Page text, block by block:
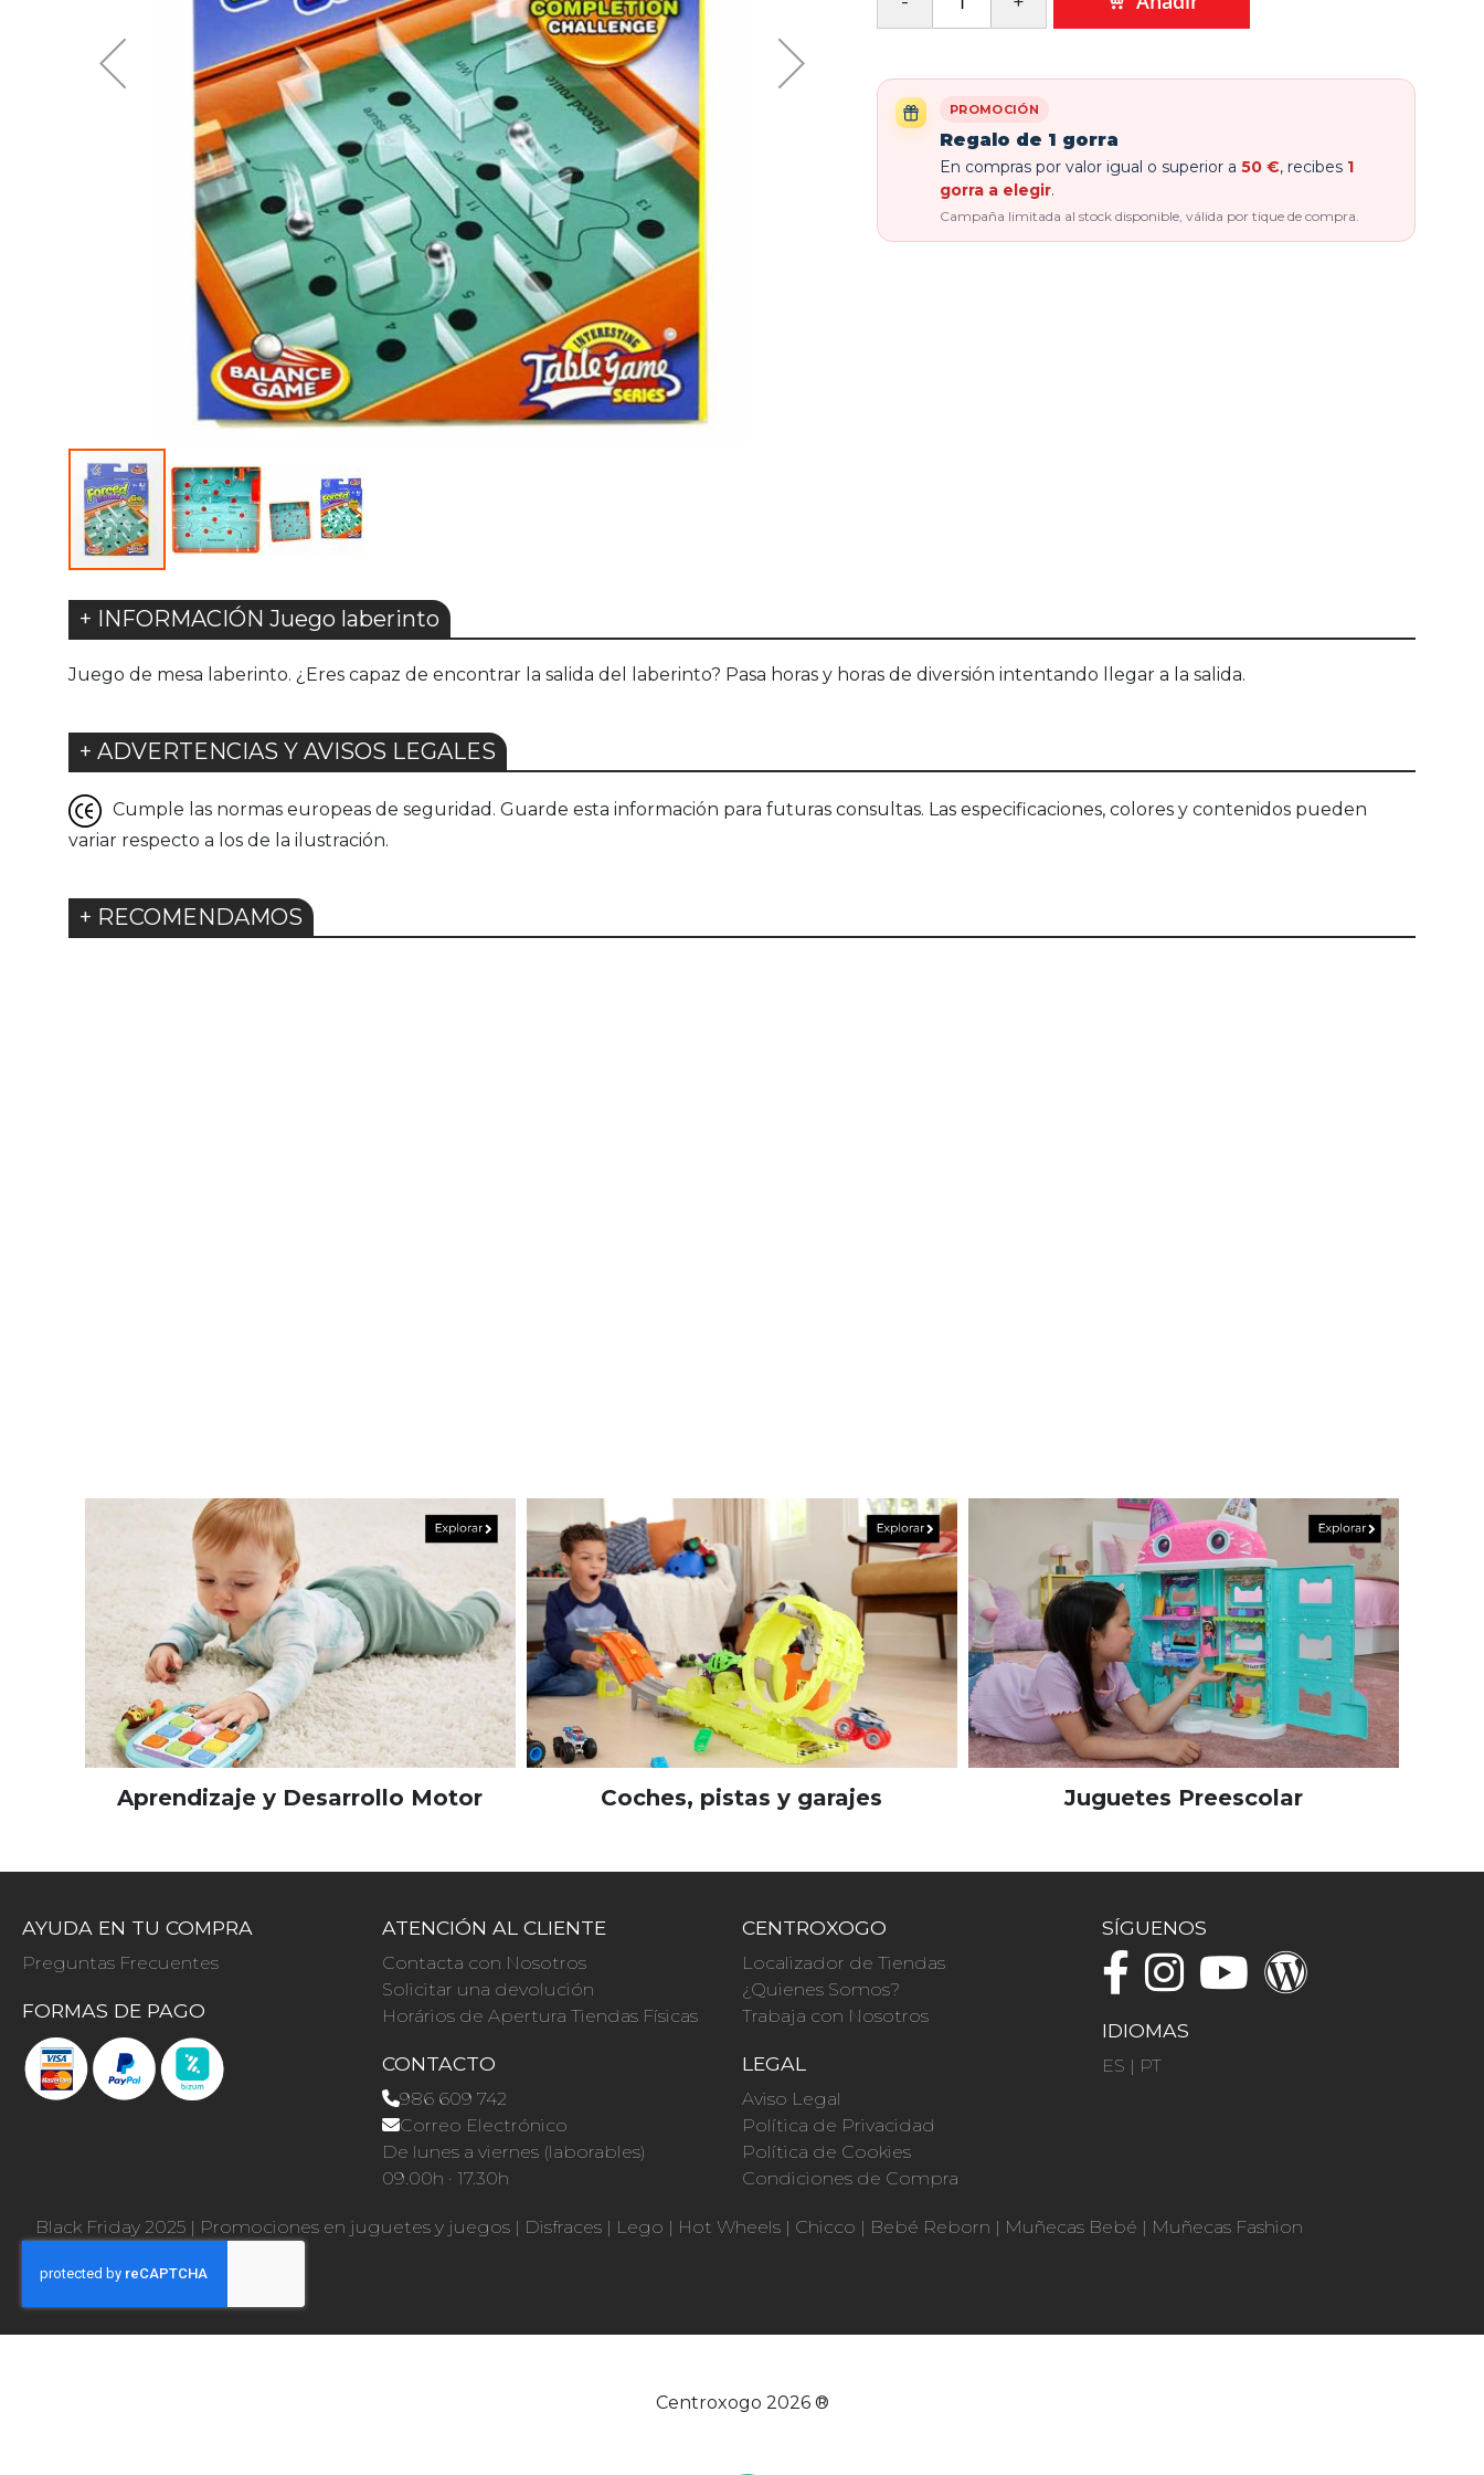
PROMOCIÓN
Regalo de 1 gorra
En compras por valor igual o superior a 50 €, recibes 1
gorra a elegir.
Campaña limitada al stock disponible, válida por tique de compra.
+ INFORMACIÓN Juego laberinto
Juego de mesa laberinto. ¿Eres capaz de encontrar la salida del laberinto? Pasa horas y horas de diversión intentando llegar a la salida.
+ ADVERTENCIAS Y AVISOS LEGALES
Cumple las normas europeas de seguridad. Guarde esta información para futuras consultas. Las especificaciones, colores y contenidos pueden
variar respecto a los de la ilustración.
+ RECOMENDAMOS
Aprendizaje y Desarrollo Motor Coches, pistas y garajes Juguetes Preescolar
AYUDA EN TU COMPRA
Preguntas Frecuentes
FORMAS DE PAGO
ATENCIÓN AL CLIENTE
Contacta con Nosotros
Solicitar una devolución
Horários de Apertura Tiendas Físicas
CONTACTO
986 609 742
Correo Electrónico
De lunes a viernes (laborables)
09.00h · 17.30h
CENTROXOGO
Localizador de Tiendas
¿Quienes Somos?
Trabaja con Nosotros
LEGAL
Aviso Legal
Política de Privacidad
Política de Cookies
Condiciones de Compra
SÍGUENOS
IDIOMAS
ES | PT
Black Friday 2025 | Promociones en juguetes y juegos | Disfraces | Lego | Hot Wheels | Chicco | Bebé Reborn | Muñecas Bebé | Muñecas Fashion
Centroxogo 2026 ®